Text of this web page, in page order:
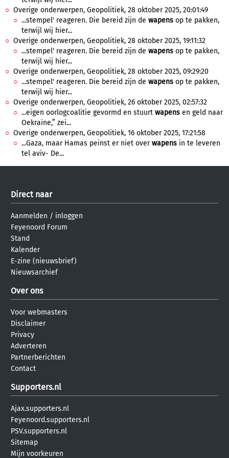
Overige onderwerpen, Geopolitiek, 28 oktober 2025, 20:01:49
...stempel' reageren. Die bereid zijn de wapens op te pakken,
terwijl wij hier...
Overige onderwerpen, Geopolitiek, 28 oktober 2025, 19:11:32
...stempel' reageren. Die bereid zijn de wapens op te pakken,
terwijl wij hier...
Overige onderwerpen, Geopolitiek, 28 oktober 2025, 09:29:20
...stempel' reageren. Die bereid zijn de wapens op te pakken,
terwijl wij hier...
Overige onderwerpen, Geopolitiek, 26 oktober 2025, 02:57:32
...eigen oorlogcoalitie gevormd en stuurt wapens en geld naar
Oekraïne,” zei...
Overige onderwerpen, Geopolitiek, 16 oktober 2025, 17:21:58
...Gaza, maar Hamas peinst er niet overwapens in te leveren
tel aviv- De...
Direct naar
Aanmelden / inloggen
Feyenoord Forum
Stand
Kalender
E-zine (nieuwsbrief)
Nieuwsarchief
Over ons
Voor webmasters
Disclaimer
Privacy
Adverteren
Partnerberichten
Contact
Supporters.nl
Ajax.supporters.nl
Feyenoord.supporters.nl
PSV.supporters.nl
Sitemap
Mijn voorkeuren